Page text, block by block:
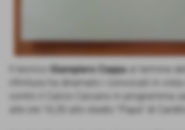
Il tecnico Giampiero Coppaal termine
rifinitura ha diramato i convocati in vista
contro il Calcio Caivano in programma
alle ore 16,30 allo stadio "Papa" di Cardito: